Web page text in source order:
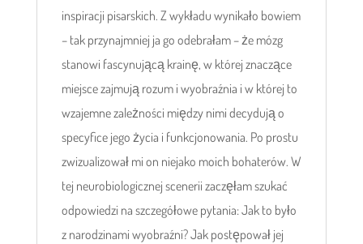
inspiracji pisarskich. Z wykładu wynikało bowiem
– tak przynajmniej ja go odebrałam – że mózg
stanowi fascynującą krainę, w której znaczące
miejsce zajmują rozum i wyobraźnia i w której to
wzajemne zależności między nimi decydują o
specyfice jego życia i funkcjonowania. Po prostu
zwizualizował mi on niejako moich bohaterów. W
tej neurobiologicznej scenerii zaczęłam szukać
odpowiedzi na szczegółowe pytania: Jak to było
z narodzinami wyobraźni? Jak postępował jej